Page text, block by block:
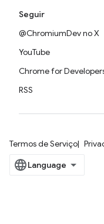
Seguir
@ChromiumDev no X
YouTube
Chrome for
RSS
Termos de Serviço